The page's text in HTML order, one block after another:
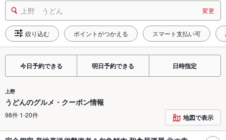
上野 うどん 変更
絞り込む ポイントがつかえる スマート支払い可
今日予約できる 明日予約できる 日時指定
上野
うどんのグルメ・クーポン情報
98件 1-20件 地図で表示